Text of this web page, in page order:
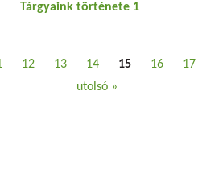
Tárgyaink története 1
12 13 14 15 16 17
utolsó »